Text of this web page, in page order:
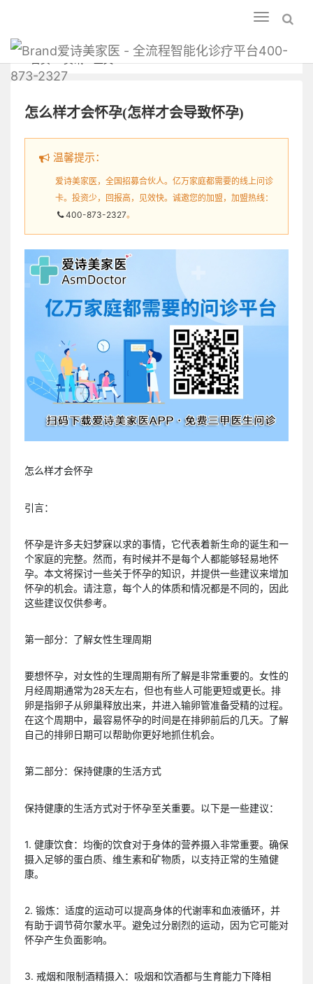
Toggle
navigation
爱诗美家医 - 全流程智能化诊疗平台400-
873-2327
首页 资讯 正文
怎么样才会怀孕(怎样才会导致怀孕)
温馨提示：
爱诗美家医，全国招募合伙人。亿万家庭都需要的线上问诊
卡。投资少，回报高，见效快。诚邀您的加盟，加盟热线：
400-873-2327。
怎么样才会怀孕
引言：
怀孕是许多夫妇梦寐以求的事情，它代表着新生命的诞生和一
个家庭的完整。然而，有时候并不是每个人都能够轻易地怀
孕。本文将探讨一些关于怀孕的知识，并提供一些建议来增加
怀孕的机会。请注意，每个人的体质和情况都是不同的，因此
这些建议仅供参考。
第一部分：了解女性生理周期
要想怀孕，对女性的生理周期有所了解是非常重要的。女性的
月经周期通常为28天左右，但也有些人可能更短或更长。排
卵是指卵子从卵巢释放出来，并进入输卵管准备受精的过程。
在这个周期中，最容易怀孕的时间是在排卵前后的几天。了解
自己的排卵日期可以帮助你更好地抓住机会。
第二部分：保持健康的生活方式
保持健康的生活方式对于怀孕至关重要。以下是一些建议：
1. 健康饮食：均衡的饮食对于身体的营养摄入非常重要。确保
摄入足够的蛋白质、维生素和矿物质，以支持正常的生殖健
康。
2. 锻炼：适度的运动可以提高身体的代谢率和血液循环，并
有助于调节荷尔蒙水平。避免过分剧烈的运动，因为它可能对
怀孕产生负面影响。
3. 戒烟和限制酒精摄入：吸烟和饮酒都与生育能力下降相